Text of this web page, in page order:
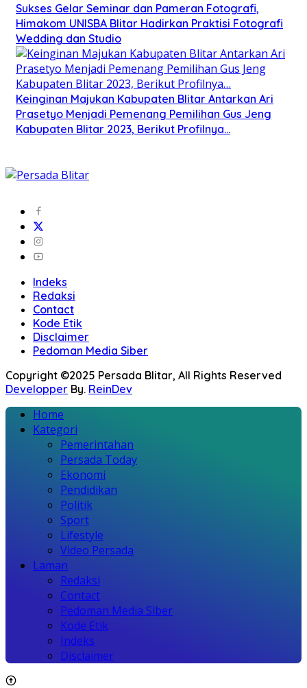
Sukses Gelar Seminar dan Pameran Fotografi,
Himakom UNISBA Blitar Hadirkan Praktisi Fotografi
Wedding dan Studio
Keinginan Majukan Kabupaten Blitar Antarkan Ari
Prasetyo Menjadi Pemenang Pemilihan Gus Jeng
Kabupaten Blitar 2023, Berikut Profilnya…
Indeks
Redaksi
Contact
Kode Etik
Disclaimer
Pedoman Media Siber
Copyright ©2025 Persada Blitar, All Rights Reserved
Developper By. ReinDev
Home
Kategori
Pemerintahan
Persada Today
Ekonomi
Pendidikan
Politik
Sport
Lifestyle
Video Persada
Laman
Redaksi
Contact
Pedoman Media Siber
Kode Etik
Indeks
Disclaimer